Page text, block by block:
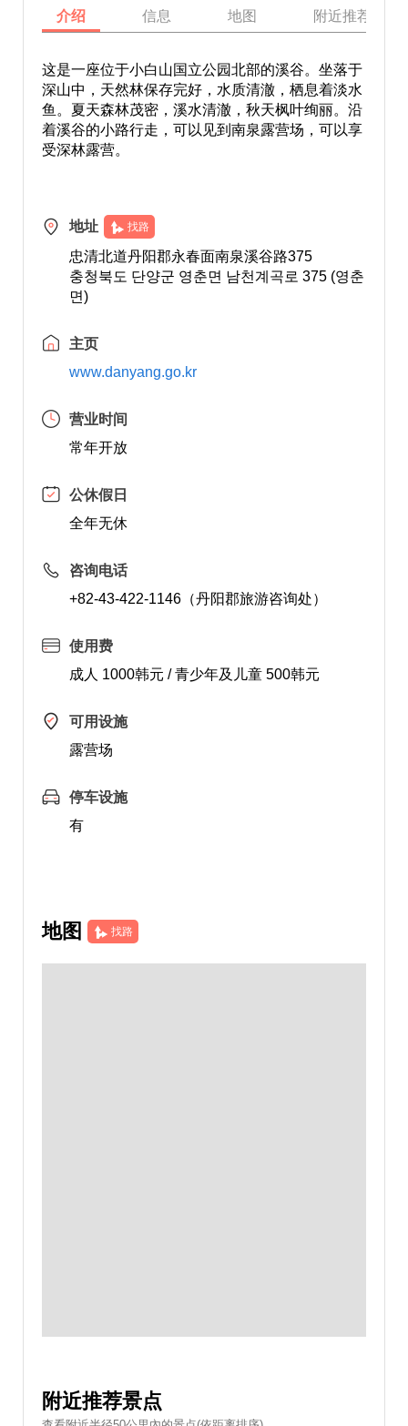
介绍 信息 地图 附近推荐景点
这是一座位于小白山国立公园北部的溪谷。坐落于
深山中，天然林保存完好，水质清澈，栖息着淡水
鱼。夏天森林茂密，溪水清澈，秋天枫叶绚丽。沿
着溪谷的小路行走，可以见到南泉露营场，可以享
受深林露营。
地址 找路
忠清北道丹阳郡永春面南泉溪谷路375
충청북도 단양군 영춘면 남천계곡로 375 (영춘
면)
主页
www.danyang.go.kr
营业时间
常年开放
公休假日
全年无休
咨询电话
+82-43-422-1146（丹阳郡旅游咨询处）
使用费
成人 1000韩元 / 青少年及儿童 500韩元
可用设施
露营场
停车设施
有
地图 找路
附近推荐景点